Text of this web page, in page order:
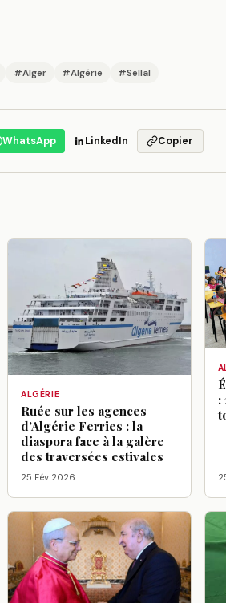
#Alger #Algérie #Sellal
WhatsApp LinkedIn Copier
ALGÉRIE
Ruée sur les agences
d’Algérie Ferries : la
diaspora face à la galère
des traversées estivales
25 Fév 2026
: